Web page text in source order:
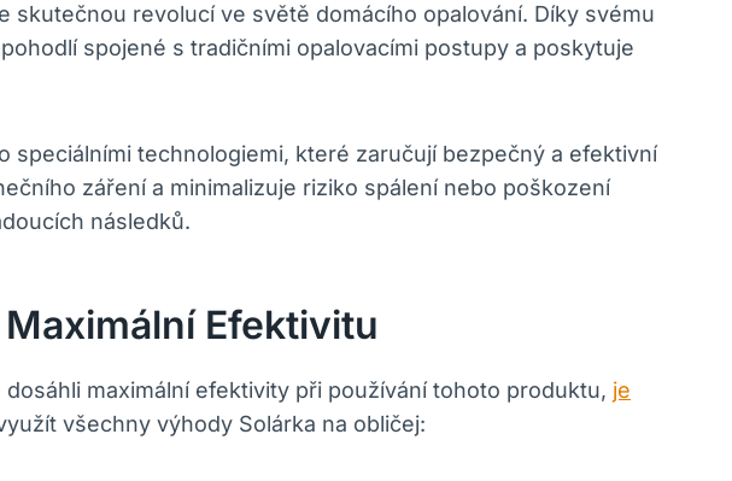
revolucí ve světě domácího opalování. Díky svému
spojené s tradičními opalovacími postupy a poskytuje
technologiemi, které zaručují bezpečný a efektivní
záření a minimalizuje riziko spálení nebo poškození
následků.
Efektivitu
maximální efektivity při používání tohoto produktu, je
všechny výhody Solárka na obličej: